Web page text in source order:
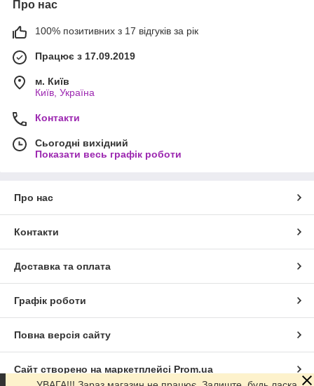
Про нас
100% позитивних з 17 відгуків за рік
Працює з 17.09.2019
м. Київ
Київ, Україна
Контакти
Сьогодні вихідний
Показати весь графік роботи
Про нас
Контакти
Доставка та оплата
Графік роботи
Повна версія сайту
Сайт створено на маркетплейсі Prom.ua